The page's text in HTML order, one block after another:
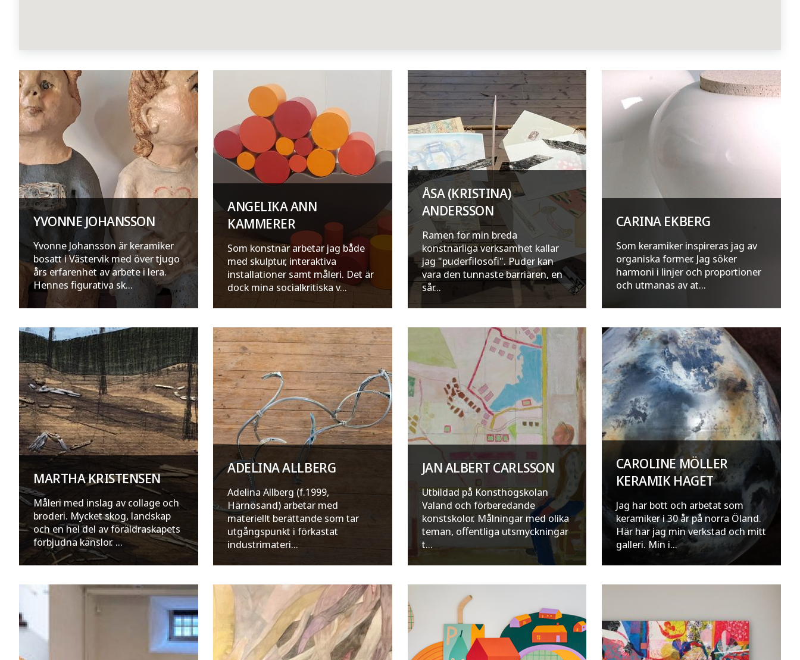
YVONNE JOHANSSON
Yvonne Johansson är keramiker
bosatt i Västervik med över tjugo
års erfarenhet av arbete i lera.
Hennes figurativa sk...
ANGELIKA ANN
KAMMERER
Som konstnär arbetar jag både
med skulptur, interaktiva
installationer samt måleri. Det är
dock mina socialkritiska v...
ÅSA (KRISTINA)
ANDERSSON
Ramen för min breda
konstnärliga verksamhet kallar
jag "puderfilosofi". Puder kan
vara den tunnaste barriären, en
sår...
CARINA EKBERG
Som keramiker inspireras jag av
organiska former. Jag söker
harmoni i linjer och proportioner
och utmanas av at...
MARTHA KRISTENSEN
Måleri med inslag av collage och
broderi. Mycket skog, landskap
och en hel del av föräldraskapets
förbjudna känslor. ...
ADELINA ALLBERG
Adelina Allberg (f.1999,
Härnösand) arbetar med
materiellt berättande som tar
utgångspunkt i förkastat
industrimateri...
JAN ALBERT CARLSSON
Utbildad på Konsthögskolan
Valand och förberedande
konstskolor. Målningar med olika
teman, offentliga utsmyckningar
t...
CAROLINE MÖLLER
KERAMIK HAGET
Jag har bott och arbetat som
keramiker i 30 år på norra Öland.
Här har jag min verkstad och mitt
galleri. Min i...